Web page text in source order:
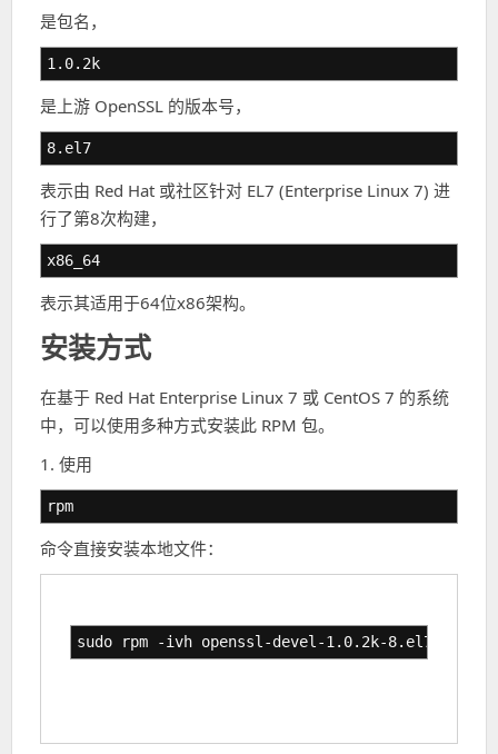
是包名，
1.0.2k
是上游 OpenSSL 的版本号，
8.el7
表示由 Red Hat 或社区针对 EL7 (Enterprise Linux 7) 进
行了第8次构建，
x86_64
表示其适用于64位x86架构。
安装方式
在基于 Red Hat Enterprise Linux 7 或 CentOS 7 的系统
中，可以使用多种方式安装此 RPM 包。
1. 使用
rpm
命令直接安装本地文件：
sudo rpm -ivh openssl-devel-1.0.2k-